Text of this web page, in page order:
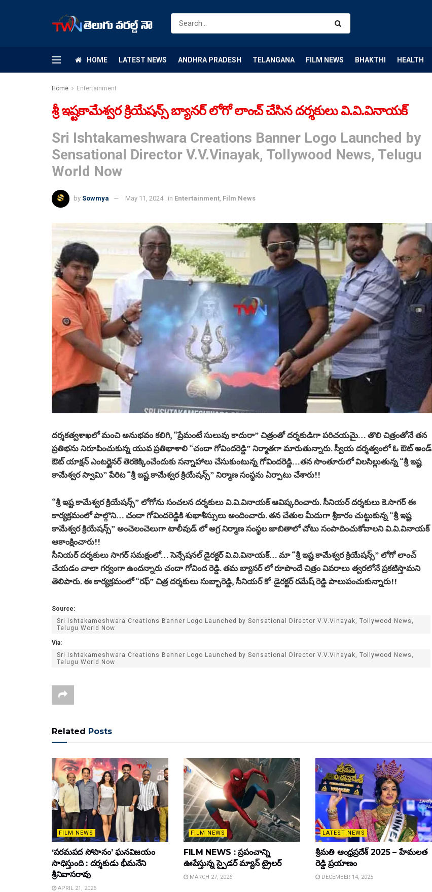
HOME LATEST NEWS ANDHRA PRADESH TELANGANA FILM NEWS BHAKTHI HEALTH
Home Entertainment
శ్రీ ఇష్టకామేశ్వర క్రియేషన్స్ బ్యానర్ లోగో లాంచ్ చేసిన దర్శకులు వి.వి.వినాయక్
Sri Ishtakameshwara Creations Banner Logo Launched by
Sensational Director V.V.Vinayak, Tollywood News, Telugu
World Now
by Sowmya May 11, 2024 in Entertainment, Film News
దర్శకత్వశాఖలో మంచి అనుభవం కలిగి, “ప్రేమంటే సులువు కాదురా” చిత్రంతో దర్శకుడిగా పరిచయమై… తొలి చిత్రంతోనే తన
ప్రతిభను నిరూపించుకున్న యువ ప్రతిభాశాలి “చందా గోవిందరెడ్డి” నిర్మాతగా మారుతున్నారు. స్వీయ దర్శత్వంలో ఓ ఔట్ అండ్
ఔట్ యాక్షన్ ఎంటర్టైనర్ తెరకెక్కించేందుకు సన్నాహాలు చేసుకుంటున్న గోవిందరెడ్డి…తన సొంతూరులో విలసిల్లుతున్న “శ్రీ ఇష్ట
కామేశ్వర స్వామి” పేరిట “శ్రీ ఇష్ట కామేశ్వర క్రియేషన్స్” నిర్మాణ సంస్థను ఏర్పాటు చేశారు!!
“శ్రీ ఇష్ట కామేశ్వర క్రియేషన్స్” లోగోను సంచలన దర్శకులు వి.వి.వినాయక్ ఆవిష్కరించారు. సీనియర్ దర్శకులు కె.సాగర్ ఈ
కార్యక్రమంలో పాల్గొని… చందా గోవిందరెడ్డికి శుభాశీస్సులు అందించారు. తన చేతుల మీదుగా శ్రీకారం చుట్టుకున్న “శ్రీ ఇష్ట
కామేశ్వర క్రియేషన్స్” అంచెలంచెలుగా టాలీవుడ్ లో అగ్ర నిర్మాణ సంస్థల జాబితాలో చోటు సంపాదించుకోవాలని వి.వి.వినాయక్
ఆకాంక్షించారు!!
సీనియర్ దర్శకులు సాగర్ సమక్షంలో… సెన్సేషనల్ డైరక్టర్ వి.వి.వినాయక్… మా “శ్రీ ఇష్ట కామేశ్వర క్రియేషన్స్” లోగో లాంచ్
చేయడం చాలా గర్వంగా ఉందన్నారు చందా గోవింద రెడ్డి. తమ బ్యానర్ లో రూపొందే చిత్రం వివరాలు త్వరలోనే ప్రకటిస్తామని
తెలిపారు. ఈ కార్యక్రమంలో “రఫ్” చిత్ర దర్శకులు సుబ్బారెడ్డి, సీనియర్ కో-డైరక్టర్ రమేష్ రెడ్డి పాలుపంచుకున్నారు!!
Source:
Sri Ishtakameshwara Creations Banner Logo Launched by Sensational Director V.V.Vinayak, Tollywood News,
Telugu World Now
Via:
Sri Ishtakameshwara Creations Banner Logo Launched by Sensational Director V.V.Vinayak, Tollywood News,
Telugu World Now
Related Posts
FILM NEWS
‘పరమపద సోపానం’ ఘనవిజయం
సాధిస్తుంది : దర్శకుడు భీమనేని
శ్రీనివాసరావు
APRIL 21, 2026
FILM NEWS
FILM NEWS : ప్రపంచాన్ని
ఊపేస్తున్న స్పైడర్ మ్యాన్ ట్రైలర్
MARCH 27, 2026
LATEST NEWS
శ్రీమతి ఆంధ్రప్రదేశ్ 2025 – హేమలత
రెడ్డి ప్రయాణం
DECEMBER 14, 2025